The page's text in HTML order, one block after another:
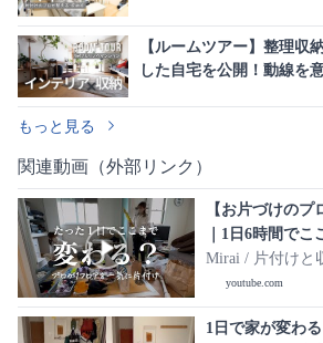
【ルームツアー】整理収
した自宅を公開！動線を
もっと見る
関連動画（外部リンク）
【お片づけのプ
｜1日6時間で
お片づけ現場密
Mirai / 片付けと
る。youtube.com
1日で家が変わ